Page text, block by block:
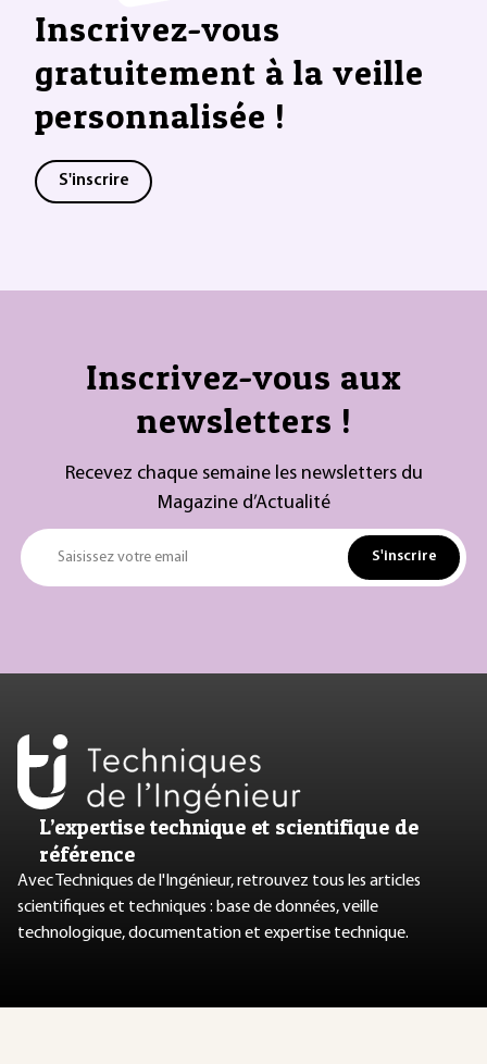
Inscrivez-vous
gratuitement à la veille
personnalisée !
S'inscrire
Inscrivez-vous aux
newsletters !
Recevez chaque semaine les newsletters du
Magazine d’Actualité
Saisissez votre email S'inscrire
L’expertise technique et scientifique de
référence
Avec Techniques de l'Ingénieur, retrouvez tous les articles
scientifiques et techniques : base de données, veille
technologique, documentation et expertise technique.